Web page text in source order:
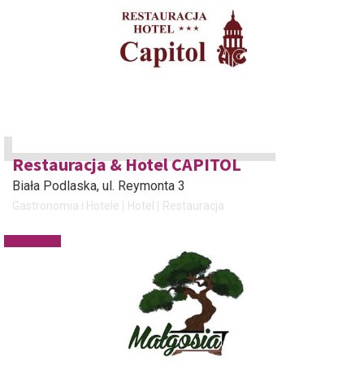
Restauracja & Hotel CAPITOL
Biała Podlaska, ul. Reymonta 3
Gastronomia i Hotele Hotel Restauracja